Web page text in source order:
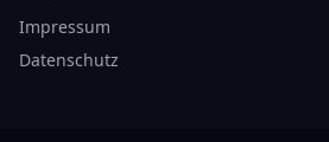
Impressum
Datenschutz